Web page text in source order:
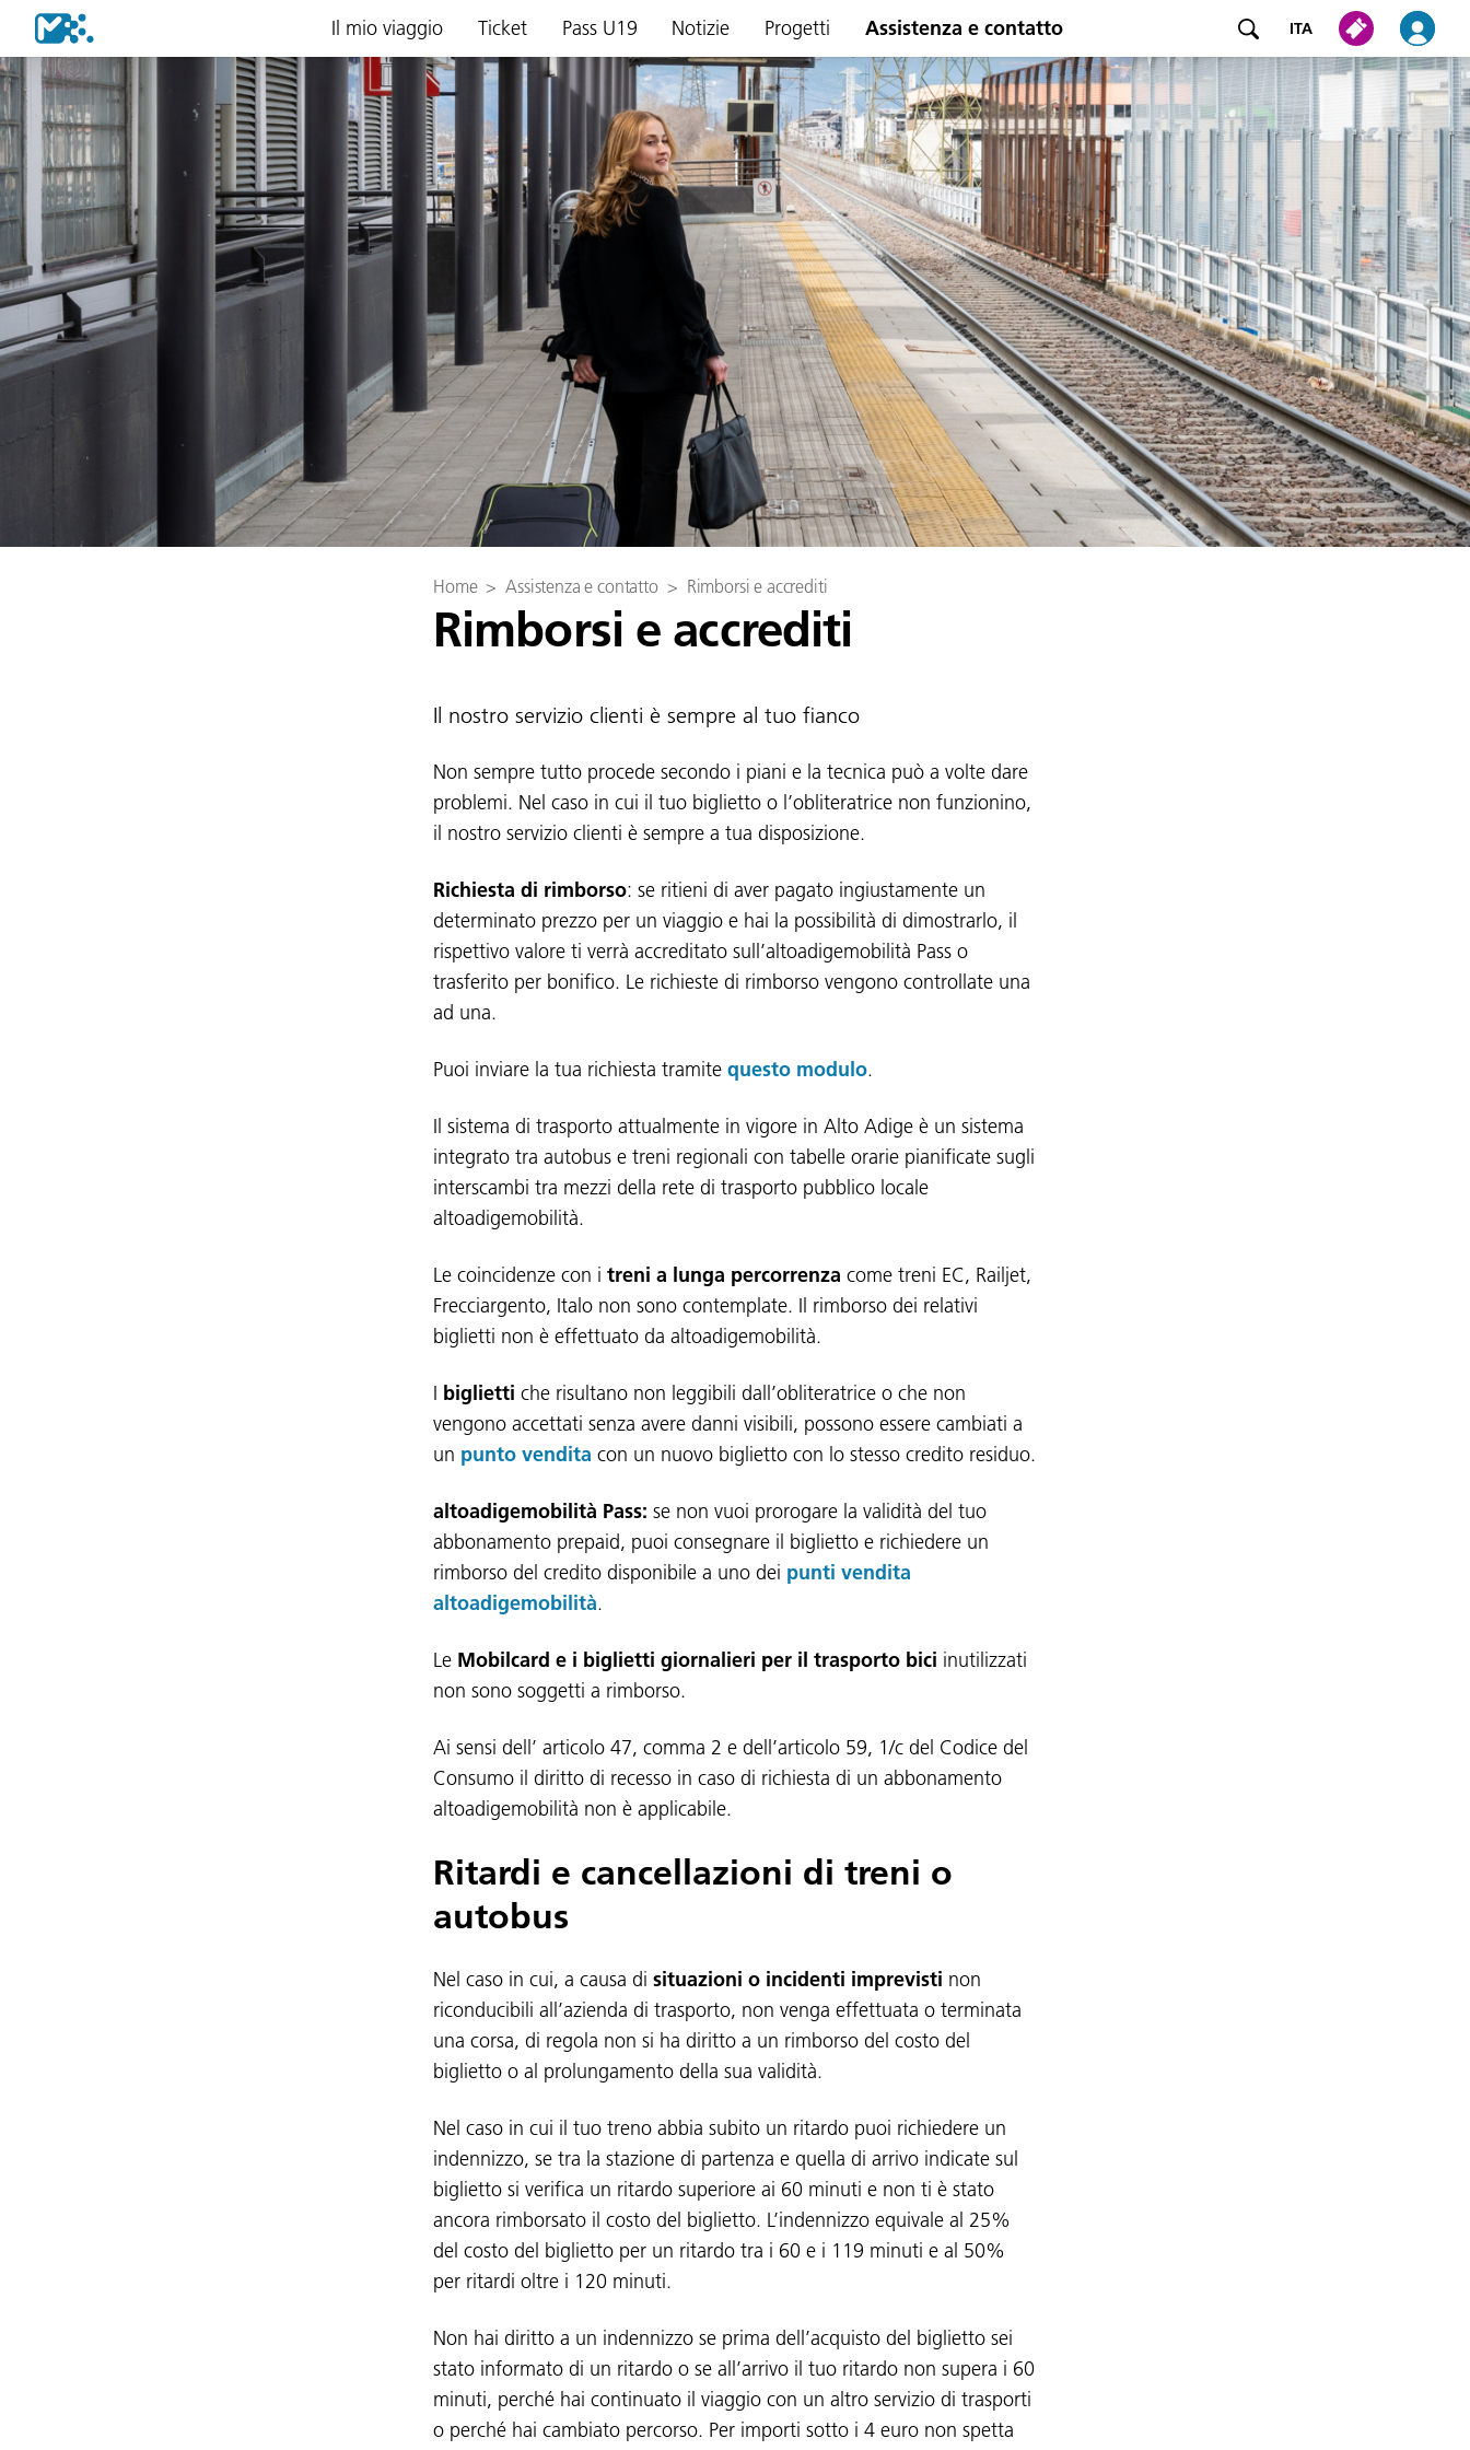
Il mio viaggio Ticket Pass U19 Notizie Progetti Assistenza e contatto ITA
Home > Assistenza e contatto > Rimborsi e accrediti
Rimborsi e accrediti
Il nostro servizio clienti è sempre al tuo fianco
Non sempre tutto procede secondo i piani e la tecnica può a volte dare
problemi. Nel caso in cui il tuo biglietto o l’obliteratrice non funzionino,
il nostro servizio clienti è sempre a tua disposizione.
Richiesta di rimborso: se ritieni di aver pagato ingiustamente un
determinato prezzo per un viaggio e hai la possibilità di dimostrarlo, il
rispettivo valore ti verrà accreditato sull’altoadigemobilità Pass o
trasferito per bonifico. Le richieste di rimborso vengono controllate una
ad una.
Puoi inviare la tua richiesta tramite questo modulo.
Il sistema di trasporto attualmente in vigore in Alto Adige è un sistema
integrato tra autobus e treni regionali con tabelle orarie pianificate sugli
interscambi tra mezzi della rete di trasporto pubblico locale
altoadigemobilità.
Le coincidenze con i treni a lunga percorrenza come treni EC, Railjet,
Frecciargento, Italo non sono contemplate. Il rimborso dei relativi
biglietti non è effettuato da altoadigemobilità.
I biglietti che risultano non leggibili dall’obliteratrice o che non
vengono accettati senza avere danni visibili, possono essere cambiati a
un punto vendita con un nuovo biglietto con lo stesso credito residuo.
altoadigemobilità Pass: se non vuoi prorogare la validità del tuo
abbonamento prepaid, puoi consegnare il biglietto e richiedere un
rimborso del credito disponibile a uno dei punti vendita
altoadigemobilità.
Le Mobilcard e i biglietti giornalieri per il trasporto bici inutilizzati
non sono soggetti a rimborso.
Ai sensi dell’ articolo 47, comma 2 e dell’articolo 59, 1/c del Codice del
Consumo il diritto di recesso in caso di richiesta di un abbonamento
altoadigemobilità non è applicabile.
Ritardi e cancellazioni di treni o
autobus
Nel caso in cui, a causa di situazioni o incidenti imprevisti non
riconducibili all’azienda di trasporto, non venga effettuata o terminata
una corsa, di regola non si ha diritto a un rimborso del costo del
biglietto o al prolungamento della sua validità.
Nel caso in cui il tuo treno abbia subito un ritardo puoi richiedere un
indennizzo, se tra la stazione di partenza e quella di arrivo indicate sul
biglietto si verifica un ritardo superiore ai 60 minuti e non ti è stato
ancora rimborsato il costo del biglietto. L’indennizzo equivale al 25%
del costo del biglietto per un ritardo tra i 60 e i 119 minuti e al 50%
per ritardi oltre i 120 minuti.
Non hai diritto a un indennizzo se prima dell’acquisto del biglietto sei
stato informato di un ritardo o se all’arrivo il tuo ritardo non supera i 60
minuti, perché hai continuato il viaggio con un altro servizio di trasporti
o perché hai cambiato percorso. Per importi sotto i 4 euro non spetta